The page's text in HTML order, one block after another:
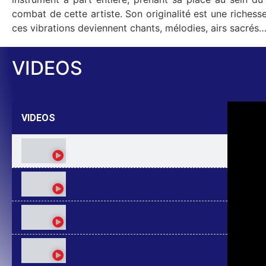
combat de cette artiste. Son originalité est une richesse à exploiter… La lame est vibrations et
ces vibrations deviennent chants, mélodies, airs sacrés…
VIDEOS
VIDEOS